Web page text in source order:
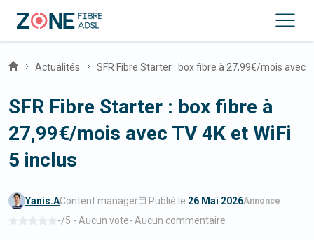
Actualités SFR Fibre Starter : box fibre à 27,99€/mois avec
SFR Fibre Starter : box fibre à
27,99€/mois avec TV 4K et WiFi
5 inclus
Yanis.AContent manager Publié le 26 Mai 2026
-/5 - Aucun vote- Aucun commentaire